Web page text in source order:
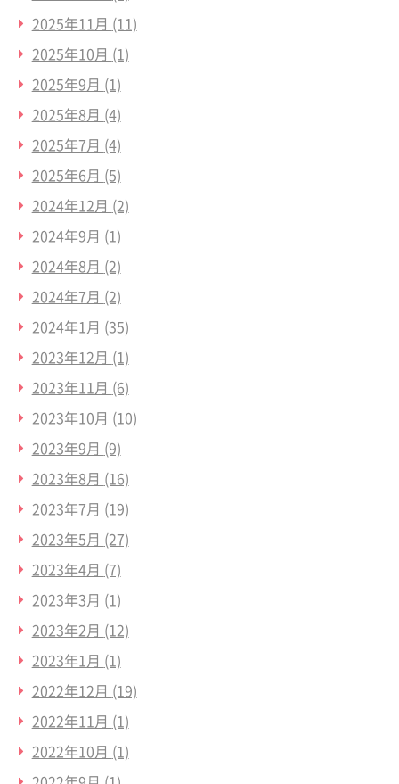
2025年11月 (11)
2025年10月 (1)
2025年9月 (1)
2025年8月 (4)
2025年7月 (4)
2025年6月 (5)
2024年12月 (2)
2024年9月 (1)
2024年8月 (2)
2024年7月 (2)
2024年1月 (35)
2023年12月 (1)
2023年11月 (6)
2023年10月 (10)
2023年9月 (9)
2023年8月 (16)
2023年7月 (19)
2023年5月 (27)
2023年4月 (7)
2023年3月 (1)
2023年2月 (12)
2023年1月 (1)
2022年12月 (19)
2022年11月 (1)
2022年10月 (1)